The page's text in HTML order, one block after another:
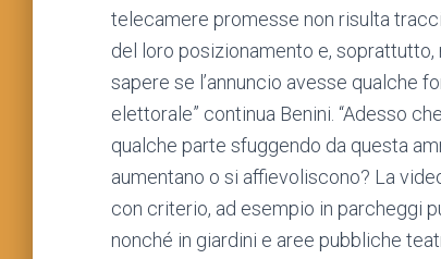
telecamere promesse non risulta
del loro posizionamento e,
sapere se l’annuncio avesse qualche
elettorale” continua Benini. “Adesso
qualche parte sfuggendo da questa
aumentano o si affievoliscono? La
con criterio, ad esempio in parcheggi
nonché in giardini e aree pubbliche